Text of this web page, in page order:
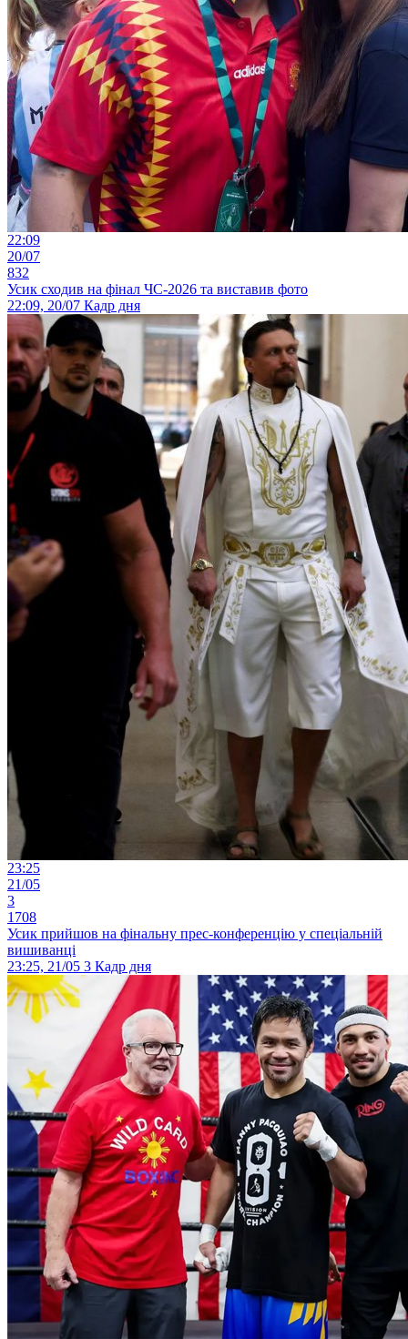
22:09
20/07
832
Усик сходив на фінал ЧС-2026 та виставив фото
22:09, 20/07 Кадр дня
23:25
21/05
3
1708
Усик прийшов на фінальну прес-конференцію у спеціальній
вишиванці
23:25, 21/05 3 Кадр дня